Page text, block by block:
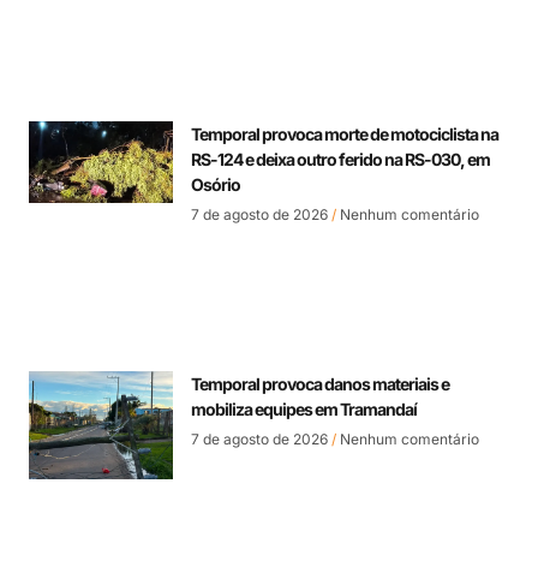
Temporal provoca morte de motociclista na
RS-124 e deixa outro ferido na RS-030, em
Osório
7 de agosto de 2026 Nenhum comentário
Temporal provoca danos materiais e
mobiliza equipes em Tramandaí
7 de agosto de 2026 Nenhum comentário